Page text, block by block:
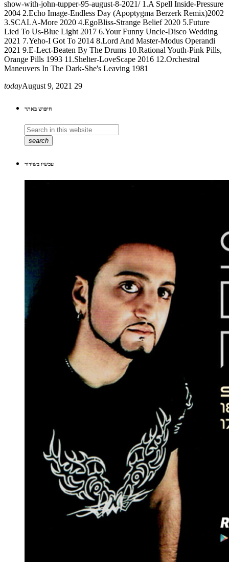
show-with-john-tupper-95-august-8-2021/ 1.A Spell Inside-Pressure
2004 2.Echo Image-Endless Day (Apoptygma Berzerk Remix)2002
3.SCALA-More 2020 4.EgoBliss-Strange Belief 2020 5.Future
Lied To Us-Blue Light 2017 6.Your Funny Uncle-Disco Wedding
2021 7.Yeho-I Got To 2014 8.Lord And Master-Modus Operandi
2021 9.E-Lect-Beaten By The Drums 10.Rational Youth-Pink Pills,
Orange Pills 1993 11.Shelter-LoveScape 2016 12.Orchestral
Maneuvers In The Dark-She's Leaving 1981
todayAugust 9, 2021 29
חיפוש באתר
search
עכשיו בשידור